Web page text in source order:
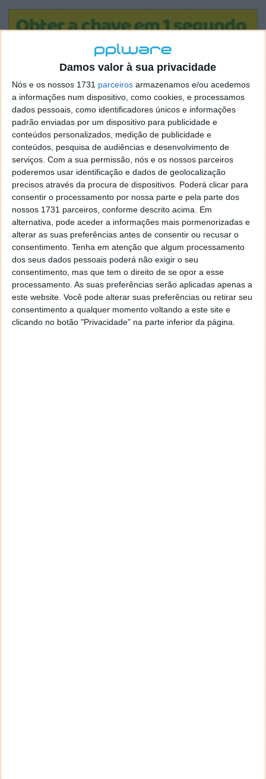
Damos valor à sua privacidade
Nós e os nossos 1731 parceiros armazenamos e/ou acedemos
a informações num dispositivo, como cookies, e processamos
dados pessoais, como identificadores únicos e informações
padrão enviadas por um dispositivo para publicidade e
conteúdos personalizados, medição de publicidade e
conteúdos, pesquisa de audiências e desenvolvimento de
serviços. Com a sua permissão, nós e os nossos parceiros
poderemos usar identificação e dados de geolocalização
precisos através da procura de dispositivos. Poderá clicar para
consentir o processamento por nossa parte e pela parte dos
nossos 1731 parceiros, conforme descrito acima. Em
alternativa, pode aceder a informações mais pormenorizadas e
alterar as suas preferências antes de consentir ou recusar o
consentimento. Tenha em atenção que algum processamento
dos seus dados pessoais poderá não exigir o seu
consentimento, mas que tem o direito de se opor a esse
processamento. As suas preferências serão aplicadas apenas a
este website. Você pode alterar suas preferências ou retirar seu
consentimento a qualquer momento voltando a este site e
clicando no botão "Privacidade" na parte inferior da página.